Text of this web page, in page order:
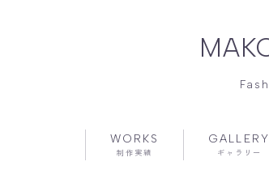
WORKS
制作実績
GALLERY
ギャラリー